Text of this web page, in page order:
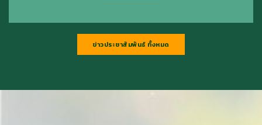
ข่าวประชาสัมพันธ์ ทั้งหมด